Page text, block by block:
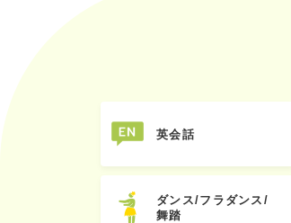
英会話
ダンス/フラダンス/
舞踏